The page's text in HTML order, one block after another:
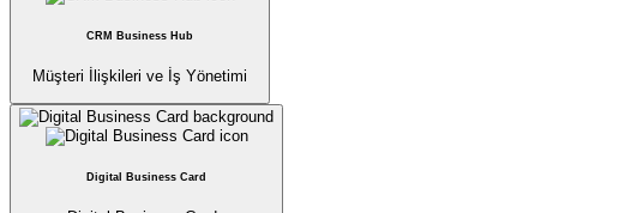
CRM Business Hub
Müşteri İlişkileri ve İş Yönetimi
Digital Business Card